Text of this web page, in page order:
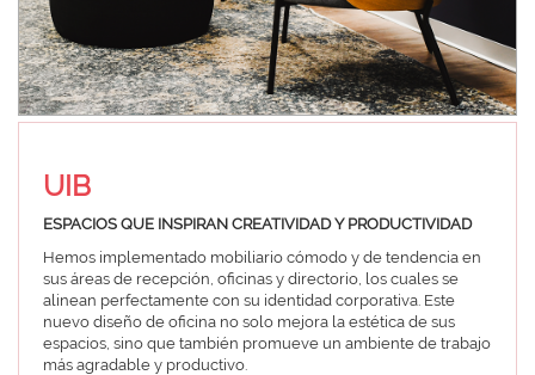
UIB
ESPACIOS QUE INSPIRAN CREATIVIDAD Y PRODUCTIVIDAD
Hemos implementado mobiliario cómodo y de tendencia en
sus áreas de recepción, oficinas y directorio, los cuales se
alinean perfectamente con su identidad corporativa. Este
nuevo diseño de oficina no solo mejora la estética de sus
espacios, sino que también promueve un ambiente de trabajo
más agradable y productivo.